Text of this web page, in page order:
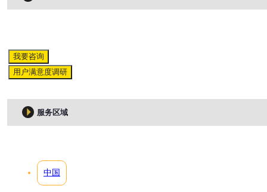
我要咨询
用户满意度调研
服务区域
中国